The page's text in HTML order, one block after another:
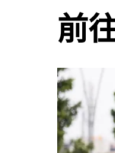
可
使
用
事
曆
並
選
擇
日
前